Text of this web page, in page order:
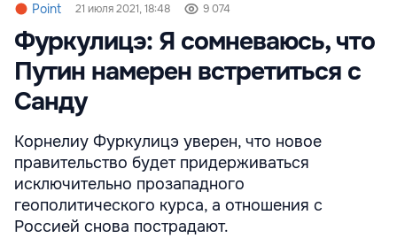
Point 21 июля 2021, 18:48 9 074
Фуркулицэ: Я сомневаюсь, что
Путин намерен встретиться с
Санду
Корнелиу Фуркулицэ уверен, что новое
правительство будет придерживаться
исключительно прозападного
геополитического курса, а отношения с
Россией снова пострадают.